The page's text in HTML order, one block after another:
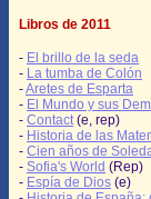
Libros de 2011
- El brillo de la seda
- La tumba de Colón
-Aretes de Esparta
- El Mundo y sus
- Contact (e, rep)
- Historia de las
- Cien años de
- Sofia's World (Rep)
- Espía de Dios (e)